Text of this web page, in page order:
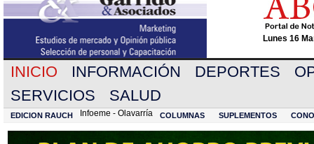
Lunes 16
INICIO INFORMACIÓN DEPORTES
SERVICIOS
SALUD
EDICION RAUCH Infoeme - Olavarría COLUMNAS SUPLEMENTOS